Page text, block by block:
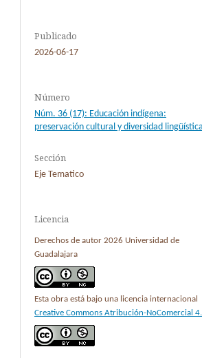
Publicado
2026-06-17
Número
Núm. 36 (17): Educación indígena:
preservación cultural y diversidad lingüística
Sección
Eje Tematico
Licencia
Derechos de autor 2026 Universidad de
Guadalajara
Esta obra está bajo una licencia internacional
Creative Commons Atribución-NoComercial